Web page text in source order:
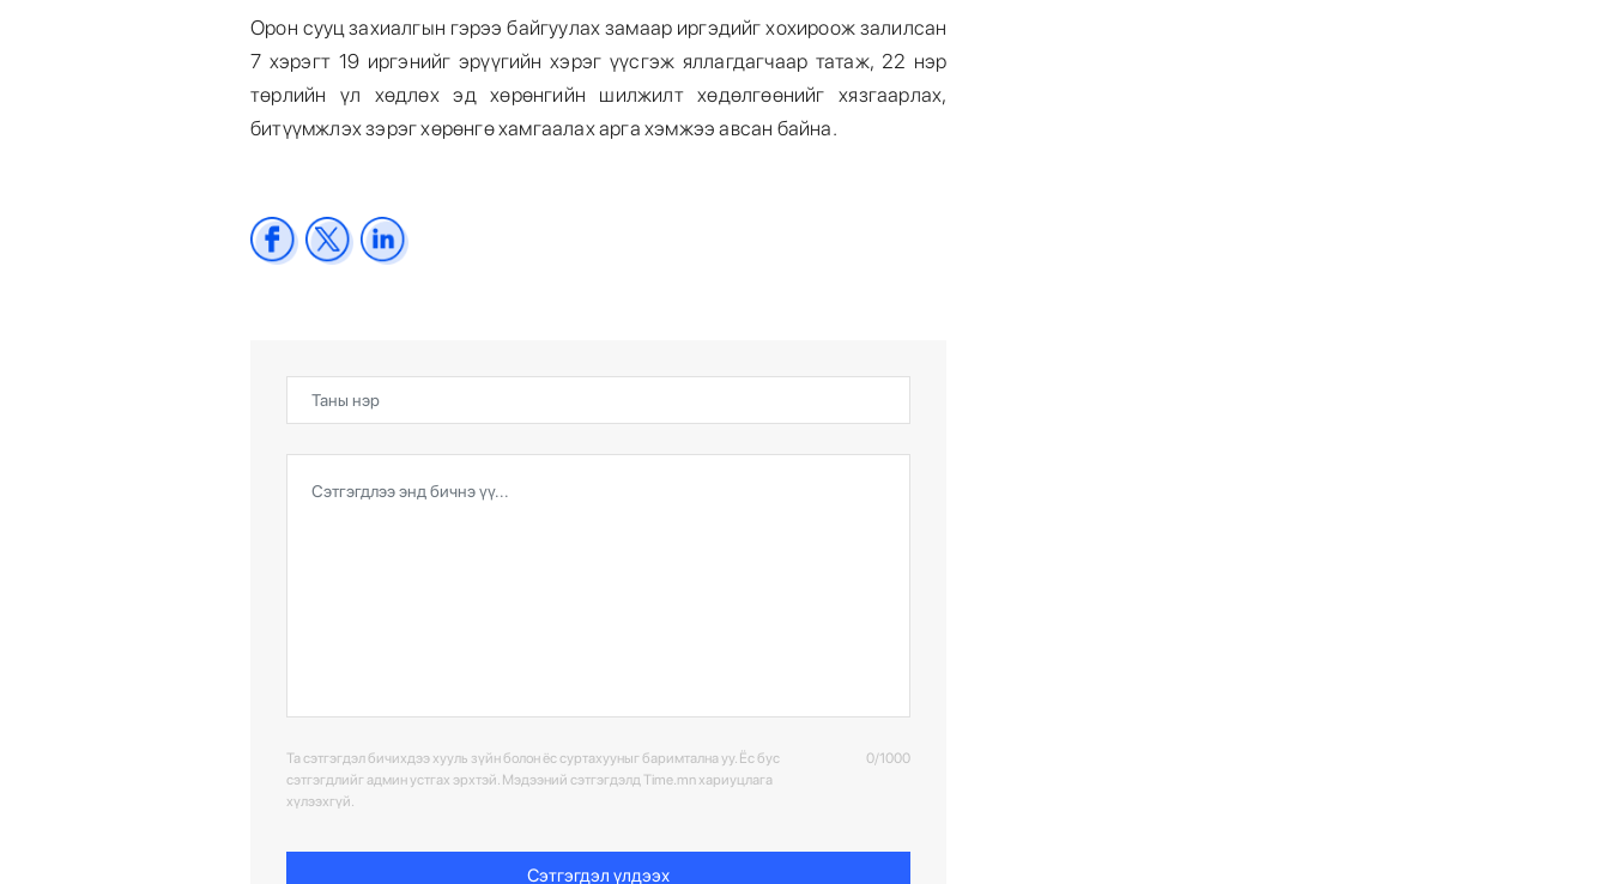
Орон сууц захиалгын гэрээ байгуулах замаар иргэдийг хохироож залилсан
7 хэрэгт 19 иргэнийг эрүүгийн хэрэг үүсгэж яллагдагчаар татаж, 22 нэр
төрлийн үл хөдлөх эд хөрөнгийн шилжилт хөдөлгөөнийг хязгаарлах,
битүүмжлэх зэрэг хөрөнгө хамгаалах арга хэмжээ авсан байна.
Та сэтгэгдэл бичихдээ хууль зүйн болон ёс суртахууныг баримтална уу. Ёс бус
сэтгэгдлийг админ устгах эрхтэй. Мэдээний сэтгэгдэлд Time.mn хариуцлага
хүлээхгүй.
0/1000
Сэтгэгдэл үлдээх